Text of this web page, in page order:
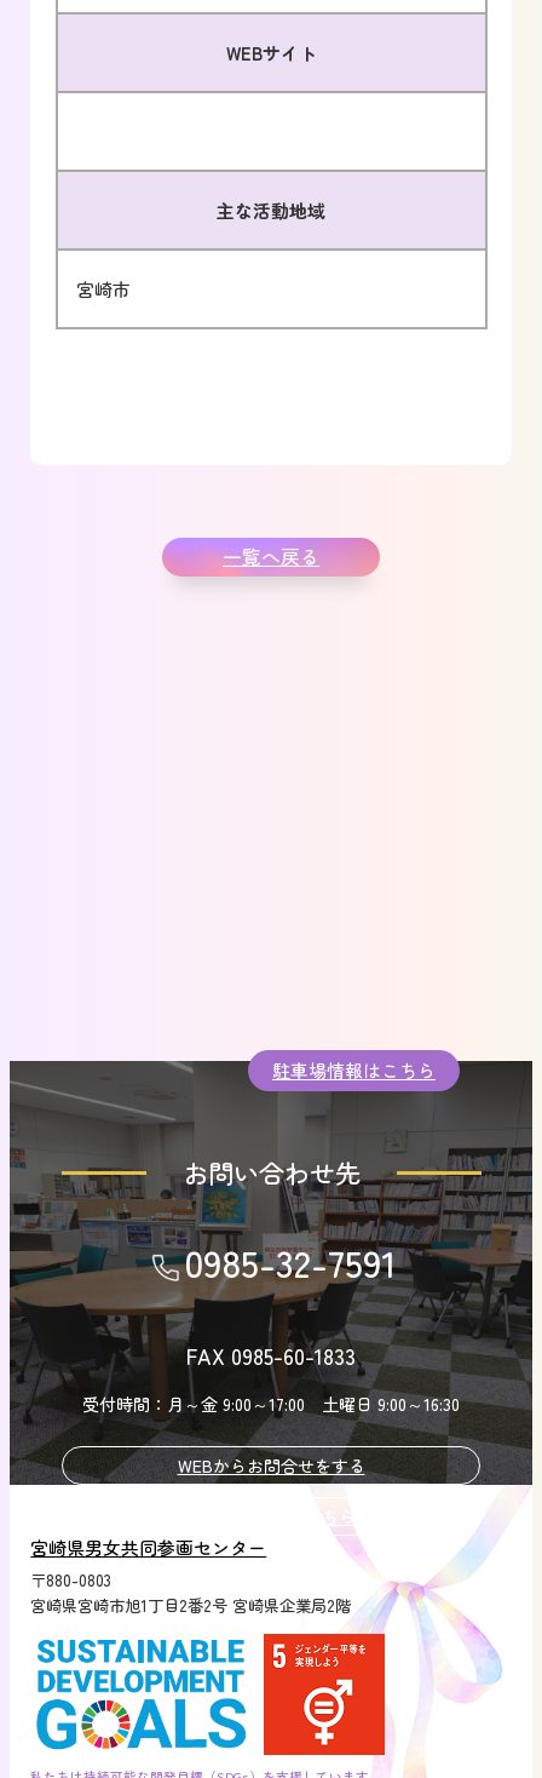
WEBサイト
主な活動地域
宮崎市
一覧へ戻る
駐車場情報はこちら
お問い合わせ先
0985-32-7591
FAX 0985-60-1833
受付時間：月～金 9:00～17:00 土曜日 9:00～16:30
WEBからお問合せをする
相談したい方はこちら
宮崎県男女共同参画センター
〒880-0803
宮崎県宮崎市旭1丁目2番2号 宮崎県企業局2階